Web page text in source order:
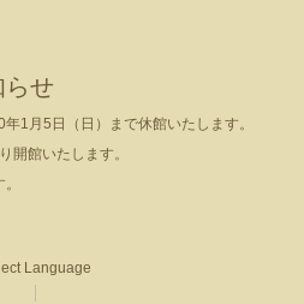
せ
1月5日（日）まで休館いたします。
開館いたします。
Language